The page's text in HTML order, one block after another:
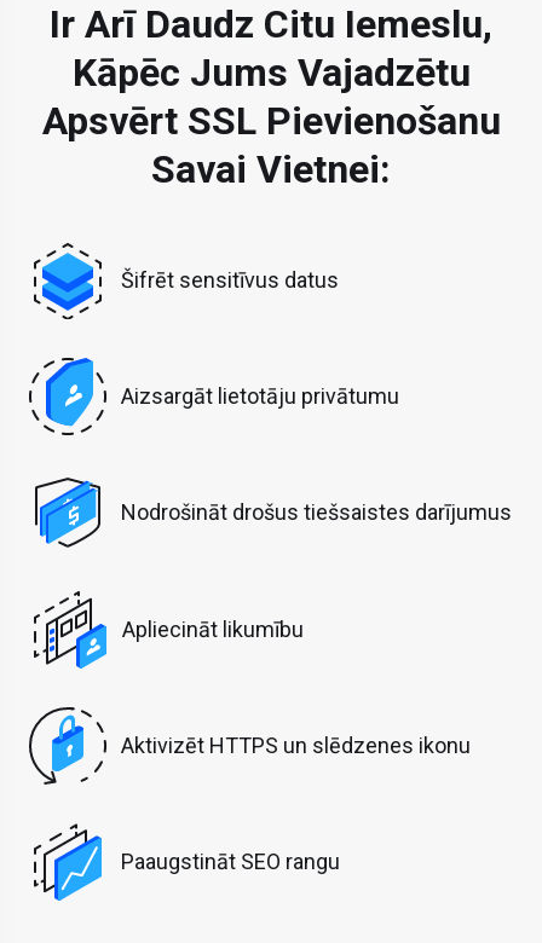
Ir Arī Daudz Citu Iemeslu,
Kāpēc Jums Vajadzētu
Apsvērt SSL Pievienošanu
Savai Vietnei:
Šifrēt sensitīvus datus
Aizsargāt lietotāju privātumu
Nodrošināt drošus tiešsaistes darījumus
Apliecināt likumību
Aktivizēt HTTPS un slēdzenes ikonu
Paaugstināt SEO rangu